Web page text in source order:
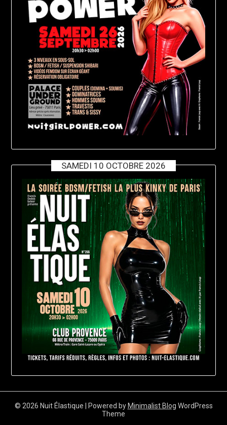
SAMEDI 10 OCTOBRE 2026
© 2026 Nuit Élastique | Powered by Minimalist Blog WordPress
Theme